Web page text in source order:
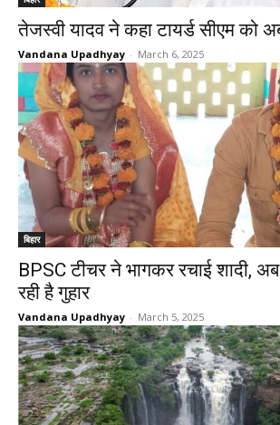
तेजस्वी यादव ने कहा टायर्ड सीएम को
Vandana Upadhyay - March 6, 2025
बिहार
BPSC टीचर ने भागकर रचाई शादी,
रही है गुहार
Vandana Upadhyay - March 5, 2025